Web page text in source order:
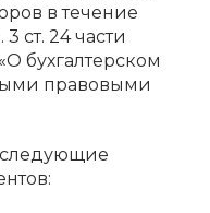
в течение
ст. 24 части
бухгалтерском
правовыми
следующие